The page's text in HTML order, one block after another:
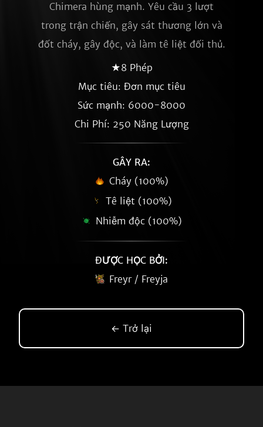
Chimera hùng mạnh. Yêu cầu 3 lượt
trong trận chiến, gây sát thương lớn và
đốt cháy, gây độc, và làm tê liệt đối thủ.
★8 Phép
Mục tiêu: Đơn mục tiêu
Sức mạnh: 6000-8000
Chi Phí: 250 Năng Lượng
GÂY RA:
Cháy (100%)
Tê liệt (100%)
Nhiễm độc (100%)
ĐƯỢC HỌC BỞI:
Freyr / Freyja
← Trở lại